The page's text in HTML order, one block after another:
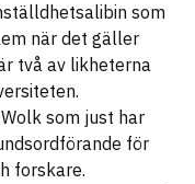
som
när det gäller
två av likheterna
som just har
för
forskare.